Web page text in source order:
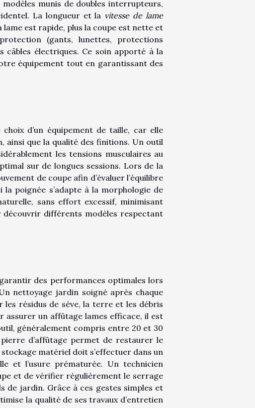
munis de doubles interrupteurs,
La longueur et la vitesse de lame
lame est rapide, plus la coupe est nette et
(gants, lunettes, protections
câbles électriques. Ce soin apporté à la
équipement tout en garantissant des
d’un équipement de taille, car elle
que la qualité des finitions. Un outil
les tensions musculaires au
sur de longues sessions. Lors de la
de coupe afin d’évaluer l’équilibre
la poignée s’adapte à la morphologie de
sans effort excessif, minimisant
découvrir différents modèles respectant
des performances optimales lors
nettoyage jardin soigné après chaque
résidus de sève, la terre et les débris
assurer un affûtage lames efficace, il est
généralement compris entre 20 et 30
d’affûtage permet de restaurer le
matériel doit s’effectuer dans un
et l’usure prématurée. Un technicien
et de vérifier régulièrement le serrage
de jardin. Grâce à ces gestes simples et
la qualité de ses travaux d’entretien